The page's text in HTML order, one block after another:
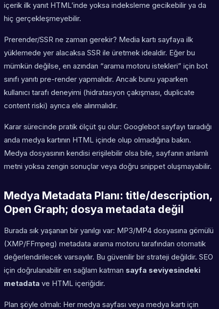
içerik ilk yanıt HTML’inde yoksa indeksleme gecikebilir ya da
hiç gerçekleşmeyebilir.
Prerender/SSR ne zaman gerekir? Media kartı sayfaya ilk
yüklemede yer alacaksa SSR ile üretmek idealdir. Eğer bu
mümkün değilse, en azından “arama motoru istekleri” için bot
sınıfı yanıtı pre-render yapmalıdır. Ancak bunu yaparken
kullanıcı tarafı deneyimi (hidratasyon çakışması, duplicate
content riski) ayrıca ele alınmalıdır.
Karar sürecinde pratik ölçüt şu olur: Googlebot sayfayı taradığı
anda medya kartının HTML içinde olup olmadığına bakın.
Medya dosyasının kendisi erişilebilir olsa bile, sayfanın anlamlı
metni yoksa zengin sonuçlar veya doğru snippet oluşmayabilir.
Medya Metadata Planı: title/description,
Open Graph; dosya metadata değil
Burada sık yaşanan bir yanılgı var: MP3/MP4 dosyasına gömülü
(XMP/FFmpeg) metadata arama motoru tarafından otomatik
değerlendirilecek varsayılır. Bu güvenilir bir strateji değildir. SEO
için doğrulanabilir en sağlam katman sayfa seviyesindeki
metadata ve HTML içeriğidir.
Plan şöyle olmalı: Her medya sayfası veya medya kartı için